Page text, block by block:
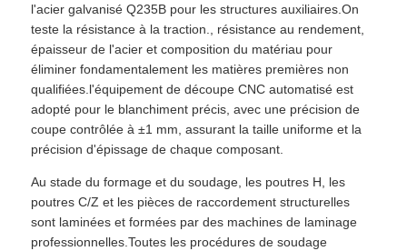
l'acier galvanisé Q235B pour les structures auxiliaires.On
teste la résistance à la traction., résistance au rendement,
épaisseur de l'acier et composition du matériau pour
éliminer fondamentalement les matières premières non
qualifiées.l'équipement de découpe CNC automatisé est
adopté pour le blanchiment précis, avec une précision de
coupe contrôlée à ±1 mm, assurant la taille uniforme et la
précision d'épissage de chaque composant.
Au stade du formage et du soudage, les poutres H, les
poutres C/Z et les pièces de raccordement structurelles
sont laminées et formées par des machines de laminage
professionnelles.Toutes les procédures de soudage